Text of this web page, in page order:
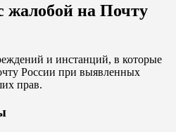
жалобой на Почту
и инстанций, в которые
России при выявленных
прав.